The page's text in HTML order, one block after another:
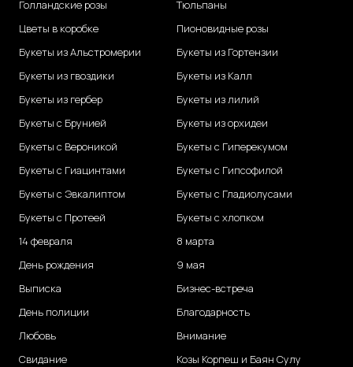
Голландские розы
Цветы в коробке
Букеты из Альстромерии
Букеты из гвоздики
Букеты из гербер
Букеты с Брунией
Букеты с Вероникой
Букеты с Гиацинтами
Букеты с Эвкалиптом
Букеты с Протеей
14 февраля
День рождения
Выписка
День полиции
Любовь
Свидание
Тюльпаны
Пионовидные розы
Букеты из Гортензии
Букеты из Калл
Букеты из лилий
Букеты из орхидеи
Букеты с Гиперекумом
Букеты с Гипсофилой
Букеты с Гладиолусами
Букеты с хлопком
8 марта
9 мая
Бизнес-встреча
Благодарность
Внимание
Козы Корпеш и Баян Сулу